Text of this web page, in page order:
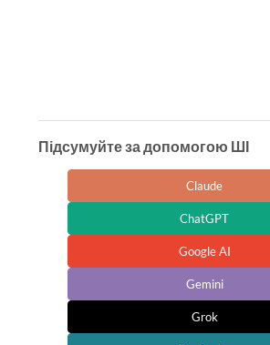
Підсумуйте за допомогою ШІ
Claude
ChatGPT
Google AI
Gemini
Grok